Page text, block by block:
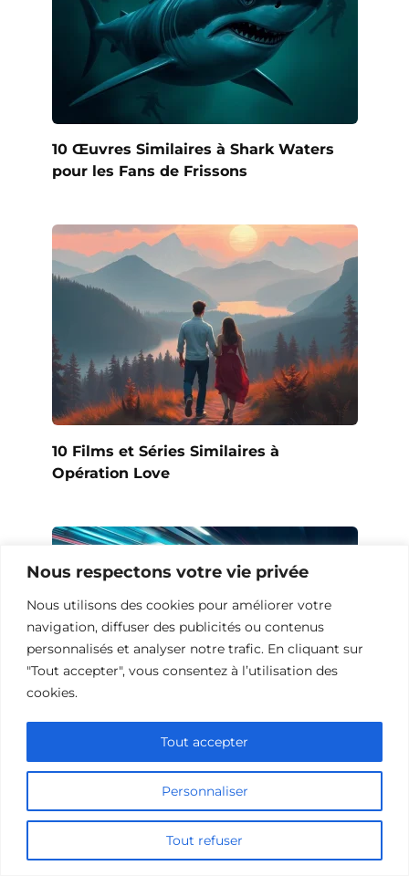
Nous respectons votre vie privée
Nous utilisons des cookies pour améliorer votre
navigation, diffuser des publicités ou contenus
personnalisés et analyser notre trafic. En cliquant sur
"Tout accepter", vous consentez à l’utilisation des
cookies.
Personnaliser
Tout refuser
Tout accepter
10 Œuvres Similaires à Shark Waters
pour les Fans de Frissons
10 Films et Séries Similaires à
Opération Love
10 Œuvres Similaires à Urban Racer
pour les Fans de Vitesse
Ajouter un commentaire